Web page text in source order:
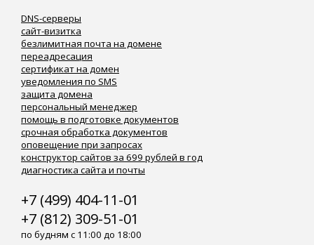
DNS-серверы
сайт-визитка
безлимитная почта на домене
переадресация
сертификат на домен
уведомления по SMS
защита домена
персональный менеджер
помощь в подготовке документов
срочная обработка документов
оповещение при запросах
конструктор сайтов за 699 рублей в год
диагностика сайта и почты
+7 (499) 404-11-01
+7 (812) 309-51-01
по будням с 11:00 до 18:00